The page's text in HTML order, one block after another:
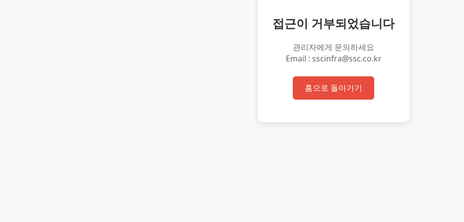
접근이 거부되었습니다
관리자에게 문의하세요
Email : sscinfra@ssc.co.kr
홈으로 돌아가기